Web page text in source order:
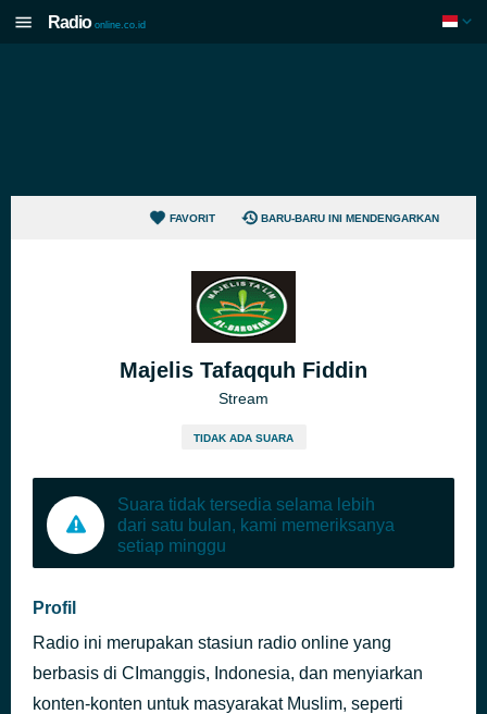
Radio online.co.id
FAVORIT BARU-BARU INI MENDENGARKAN
Majelis Tafaqquh Fiddin
Stream
TIDAK ADA SUARA
Suara tidak tersedia selama lebih
dari satu bulan, kami memeriksanya
setiap minggu
Profil
Radio ini merupakan stasiun radio online yang
berbasis di CImanggis, Indonesia, dan menyiarkan
konten-konten untuk masyarakat Muslim, seperti